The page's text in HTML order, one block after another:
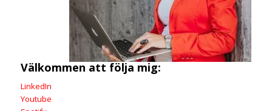
Välkommen att följa mig:
LinkedIn
Youtube